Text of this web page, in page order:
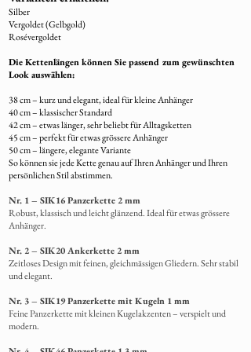
Nach Fertigstellung wird Ihr Schmuckstück
liebevoll verpackt und per A+ Post
(Einwurfeinschreiben)versendet.
8. Rücksendung von Restmaterial
selbstverständlichmit dem fertigen
Schmuck zurückgeschickt.
Silber
Vergoldet (Gelbgold)
Rosévergoldet
Die Kettenlängen können Sie passend zum gewünschten
Look auswählen:
38 cm – kurz und elegant, ideal für kleine Anhänger
40 cm – klassischer Standard
42 cm – etwas länger, sehr beliebt für Alltagsketten
45 cm – perfekt für etwas grössere Anhänger
50 cm – längere, elegante Variante
So können sie jede Kette genau auf Ihren Anhänger und Ihren
persönlichen Stil abstimmen.
Nr. 1 – SIK16 Panzerkette 2 mm
Robust, klassisch und leicht glänzend. Ideal für etwas grössere
Anhänger.
Nr. 2 – SIK20 Ankerkette 2 mm
Zeitloses Design mit feinen, gleichmässigen Gliedern. Sehr stabil
und elegant.
Nr. 3 – SIK19 Panzerkette mit Kugeln 1 mm
Feine Panzerkette mit kleinen Kugelakzenten – verspielt und
modern.